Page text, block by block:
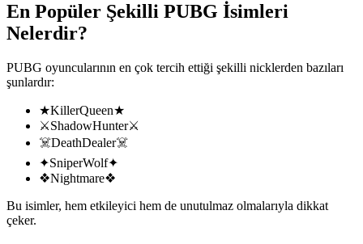
En Popüler Şekilli PUBG İsimleri
Nelerdir?
PUBG oyuncularının en çok tercih ettiği şekilli nicklerden bazıları
şunlardır:
★KillerQueen★
⚔️ShadowHunter⚔️
☠️DeathDealer☠️
✦SniperWolf✦
❖Nightmare❖
Bu isimler, hem etkileyici hem de unutulmaz olmalarıyla dikkat
çeker.